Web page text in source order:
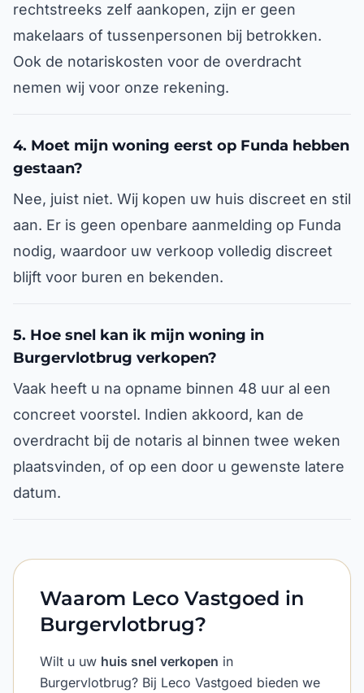
rechtstreeks zelf aankopen, zijn er geen
makelaars of tussenpersonen bij betrokken.
Ook de notariskosten voor de overdracht
nemen wij voor onze rekening.
4. Moet mijn woning eerst op Funda hebben
gestaan?
Nee, juist niet. Wij kopen uw huis discreet en stil
aan. Er is geen openbare aanmelding op Funda
nodig, waardoor uw verkoop volledig discreet
blijft voor buren en bekenden.
5. Hoe snel kan ik mijn woning in
Burgervlotbrug verkopen?
Vaak heeft u na opname binnen 48 uur al een
concreet voorstel. Indien akkoord, kan de
overdracht bij de notaris al binnen twee weken
plaatsvinden, of op een door u gewenste latere
datum.
Waarom Leco Vastgoed in
Burgervlotbrug?
Wilt u uw huis snel verkopen in
Burgervlotbrug? Bij Leco Vastgoed bieden we